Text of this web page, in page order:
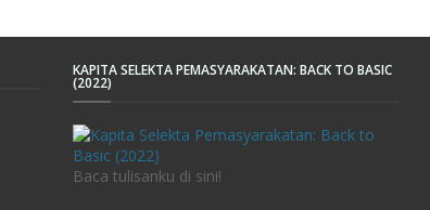
KAPITA SELEKTA PEMASYARAKATAN: BACK TO BASIC
(2022)
Baca tulisanku di sini!